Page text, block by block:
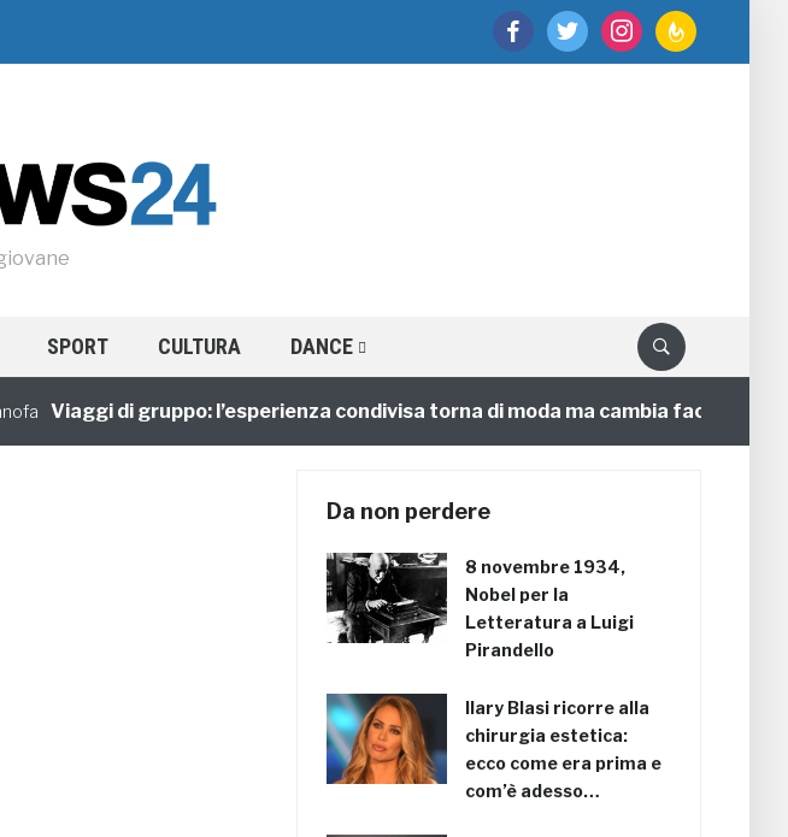
facebooktwitter instagramfeedburner
SPORT CULTURA DANCE
Viaggi di gruppo: l’esperienza condivisa torna di moda ma cambia faccia
Da non perdere
8 novembre 1934,
Nobel per la
Letteratura a Luigi
Pirandello
Ilary Blasi ricorre alla
chirurgia estetica:
ecco come era prima e
com’è adesso…